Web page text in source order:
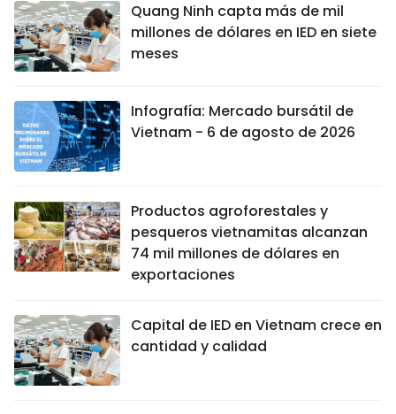
Quang Ninh capta más de mil
millones de dólares en IED en siete
meses
Infografía: Mercado bursátil de
Vietnam - 6 de agosto de 2026
Productos agroforestales y
pesqueros vietnamitas alcanzan
74 mil millones de dólares en
exportaciones
Capital de IED en Vietnam crece en
cantidad y calidad